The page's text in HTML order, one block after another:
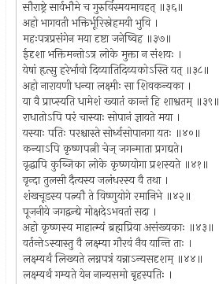
सौराष्ट्रे सार्वभौमे च गुरुर्विस्मयमावहत् ॥३६॥
अहो भागवती भक्तिर्भूरिस्नेहमयी भुवि ।
महःपत्रप्रसंगेन मया दृष्टा जनेष्विह ॥३७॥
ईदृशा भक्तिमन्तोऽत्र लोके मुक्ता न संशयः ।
येषां हृत्सु हरेर्भावो दिव्यातिदिव्यकोऽस्ति यत् ॥३८॥
अहो नारायणी धन्या लक्ष्मीः सा शिवकन्यका ।
या वै प्राप्स्यति धामेशं ख्यातं कान्तं हि शाश्वतम् ॥३९॥
राधातोऽपि परं चास्याः सोपानं ज्ञायते मया ।
यस्याः पतिः परश्चास्ते सोर्ध्वसोपानगा यतः ॥४०॥
कन्याऽपि कृष्णपत्नी चेज् जगन्माता प्रगद्यते।
वृद्धापि कुब्जिका लोके कृष्णयोगा प्रशस्यते ॥४१॥
वृन्दा तुलसी दैत्यस्य जलंधरस्य वै तथा ।
शंखचूडस्य पत्न्यौ ते विष्णुयोगे रमानिभे ॥४२॥
पूजनीये जगद्वन्द्ये मोक्षदेऽभवतां सदा ।
अहो कृष्णस्य माहात्म्यं ब्रह्मप्रिया असंख्यकाः ॥४३॥
वर्तन्तेऽस्यास्तु वै लक्ष्म्या गौरवं नैव यान्ति ताः ।
लक्ष्म्यर्थं लिख्यते लग्नपत्रं यन्नाऽन्यसदृशम् ॥४४॥
लक्ष्म्यर्थं गम्यते येन नान्यसमो बृहस्पतिः ।